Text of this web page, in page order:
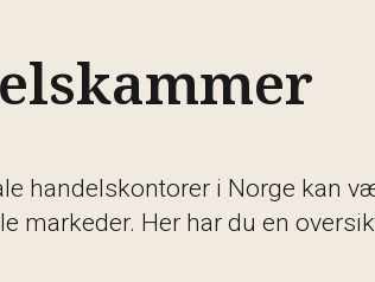
handelskontorer i Norge kan
markeder. Her har du en